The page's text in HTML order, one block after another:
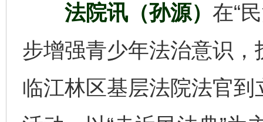
法院讯（孙源） 在“
步增强青少年法治意识
临江林区基层法院法官